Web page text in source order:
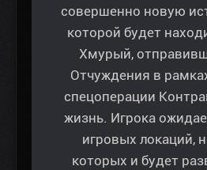
совершенно новую
которой будет
Хмурый,
Отчуждения в
спецоперации
жизнь. Игрока
игровых локаций,
которых и будет